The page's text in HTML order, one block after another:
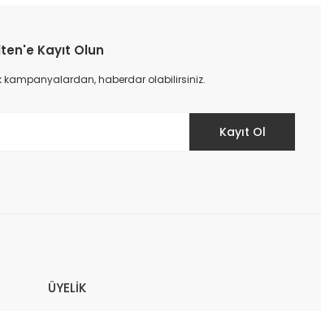
Kayıt Olun
kampanyalardan, haberdar olabilirsiniz.
Kayıt Ol
ÜYELİK